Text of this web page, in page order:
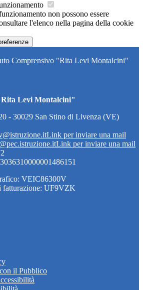
non possono essere
l'elenco nella pagina della cookie
Comprensivo "Rita Levi Montalcini"
Levi Montalcini"
- 30029 San Stino di Livenza (VE)
Link per inviare una mail
Link per inviare una mail
VEIC86300V
fatturazione: UF9VZK
il Pubblico